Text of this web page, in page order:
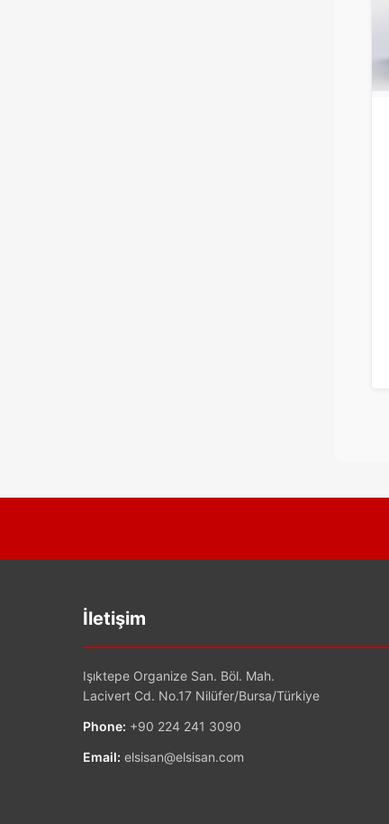
İletişim
Işıktepe Organize San. Böl. Mah.
Lacivert Cd. No.17 Nilüfer/Bursa/Türkiye
Phone: +90 224 241 3090
Email: elsisan@elsisan.com